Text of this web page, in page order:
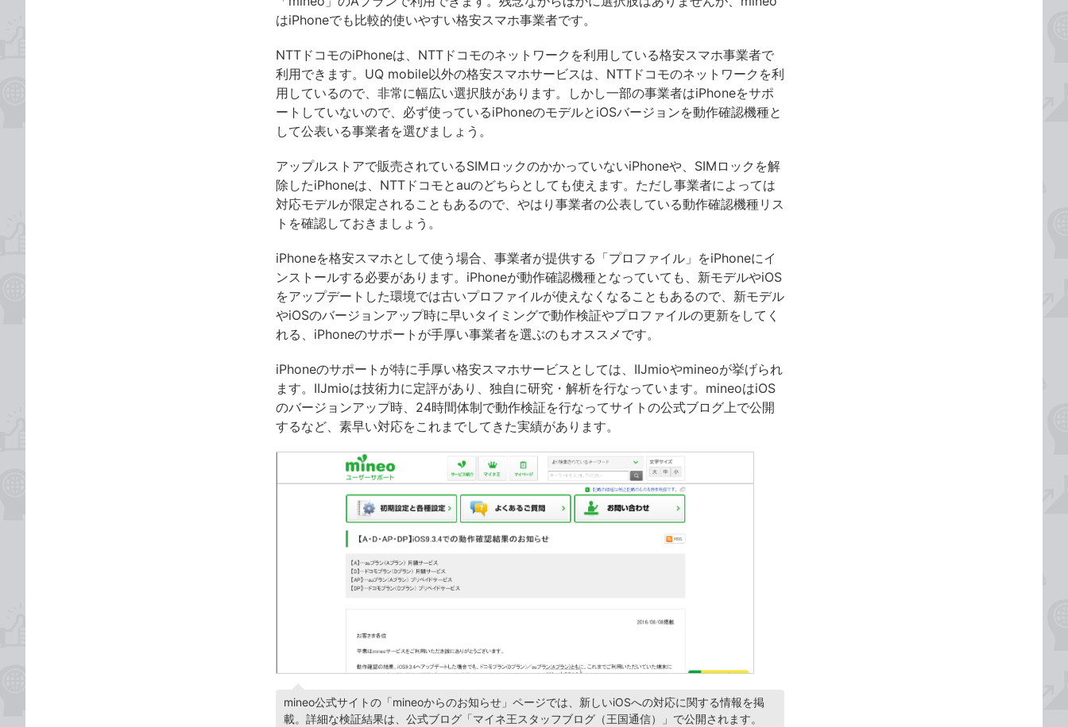
はiPhoneでも比較的使いやすい格安スマホ事業者です。
NTTドコモのiPhoneは、NTTドコモのネットワークを利用している格安スマホ事業者で
利用できます。UQ mobile以外の格安スマホサービスは、NTTドコモのネットワークを利
用しているので、非常に幅広い選択肢があります。しかし一部の事業者はiPhoneをサポ
ートしていないので、必ず使っているiPhoneのモデルとiOSバージョンを動作確認機種と
して公表いる事業者を選びましょう。
アップルストアで販売されているSIMロックのかかっていないiPhoneや、SIMロックを解
除したiPhoneは、NTTドコモとauのどちらとしても使えます。ただし事業者によっては
対応モデルが限定されることもあるので、やはり事業者の公表している動作確認機種リス
トを確認しておきましょう。
iPhoneを格安スマホとして使う場合、事業者が提供する「プロファイル」をiPhoneにイ
ンストールする必要があります。iPhoneが動作確認機種となっていても、新モデルやiOS
をアップデートした環境では古いプロファイルが使えなくなることもあるので、新モデル
やiOSのバージョンアップ時に早いタイミングで動作検証やプロファイルの更新をしてく
れる、iPhoneのサポートが手厚い事業者を選ぶのもオススメです。
iPhoneのサポートが特に手厚い格安スマホサービスとしては、IIJmioやmineoが挙げられ
ます。IIJmioは技術力に定評があり、独自に研究・解析を行なっています。mineoはiOS
のバージョンアップ時、24時間体制で動作検証を行なってサイトの公式ブログ上で公開
するなど、素早い対応をこれまでしてきた実績があります。
mineo公式サイトの「mineoからのお知らせ」ページでは、新しいiOSへの対応に関する情報を掲
載。詳細な検証結果は、公式ブログ「マイネ王スタッフブログ（王国通信）」で公開されます。